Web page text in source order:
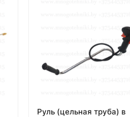
Руль (цельная труба) в